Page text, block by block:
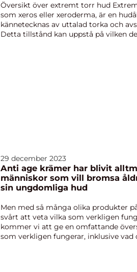
Översikt över extremt torr hud
som xeros eller xeroderma, är en
kännetecknas av uttalad torka och
Detta tillstånd kan uppstå på vilken
29 december 2023
Anti age krämer har blivit
människor som vill bromsa
sin ungdomliga hud
Men med så många olika produkter
svårt att veta vilka som verkligen
kommer vi att ge en omfattande
som verkligen fungerar, inklusive vad